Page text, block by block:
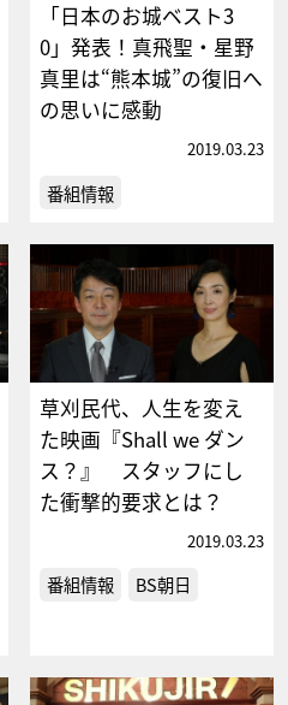
「日本のお城ベスト3
0」発表！真飛聖・星野
真里は“熊本城”の復旧へ
の思いに感動
2019.03.23
番組情報
草刈民代、人生を変え
た映画『Shall we ダン
ス？』 スタッフにし
た衝撃的要求とは？
2019.03.23
番組情報 BS朝日